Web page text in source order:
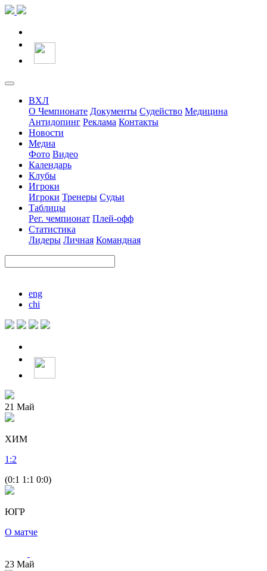
ВХЛ
О Чемпионате Документы Судейство Медицина
Антидопинг Реклама Контакты
Новости
Медиа
Фото Видео
Календарь
Клубы
Игроки
Игроки Тренеры Судьи
Таблицы
Рег. чемпионат Плей-офф
Статистика
Лидеры Личная Командная
eng
chi
21 Май
ХИМ
1 :2
(0:1 1:1 0:0)
ЮГР
О матче
23 Май